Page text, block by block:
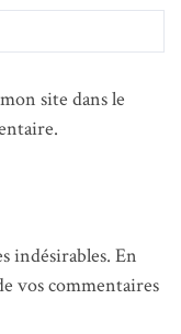
site dans le
indésirables. En
vos commentaires